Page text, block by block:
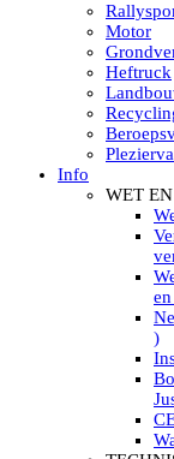
LED
LED
Motor
Heftruck
Info
WET
)